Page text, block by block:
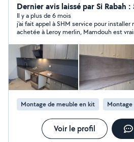
Dépannage et petits travaux
laver, four, lave-vaisselle, réparations
de meubles (IKEA, Conforama,
complète Plus de 10 ans d'expérience -Devis gratuit
assurance décennale - Conseils
disponibles - Intervention rapide
Dernier avis laissé par Si Rabah
Il y a plus de 6 mois
j'ai fait appel à SHM service pour installer
achetée à Leroy merlin, Mamdouh est
n'étaient pas parfaitement
l'ancienneté du bâtiment. et il m'a donné
notamment de changer l'évier commandé
pour mon plan de travail, c'était une super
encore. Travail propre et carré, je n'ai
qualité. Encore bravo. Je le
n'hésiterai pas à refaire appel à lui pour
Montage de meuble en kit
Voir le profil